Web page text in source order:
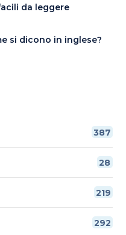
da leggere
si dicono in inglese?
387
28
219
292